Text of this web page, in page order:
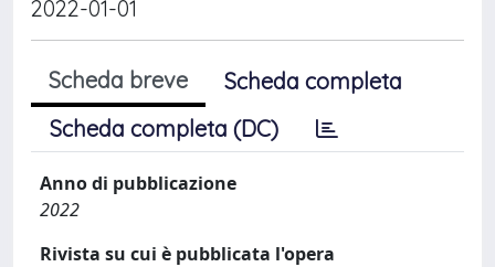
2022-01-01
Scheda breve
Scheda completa
Scheda completa (DC)
Anno di pubblicazione
2022
Rivista su cui è pubblicata l'opera